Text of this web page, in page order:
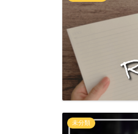
未分類